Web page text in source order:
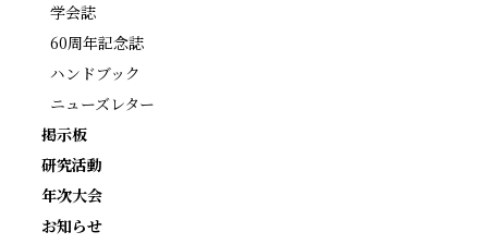
学会誌
60周年記念誌
ハンドブック
ニューズレター
掲示板
研究活動
年次大会
お知らせ